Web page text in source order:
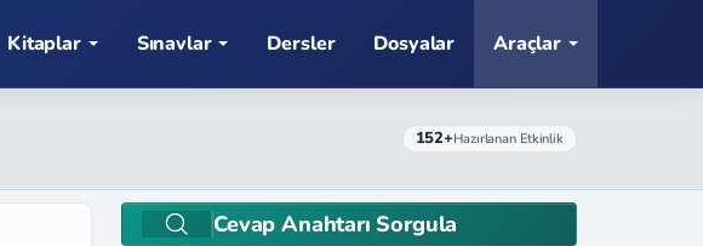
Kitaplar Sınavlar Dersler Dosyalar Araçlar
152+Hazırlanan Etkinlik
Cevap Anahtarı Sorgula